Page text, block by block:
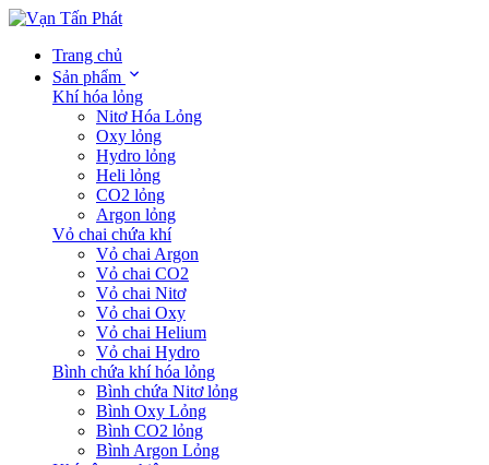
Trang chủ
Sản phẩm
Khí hóa lỏng
Nitơ Hóa Lỏng
Oxy lỏng
Hydro lỏng
Heli lỏng
CO2 lỏng
Argon lỏng
Vỏ chai chứa khí
Vỏ chai Argon
Vỏ chai CO2
Vỏ chai Nitơ
Vỏ chai Oxy
Vỏ chai Helium
Vỏ chai Hydro
Bình chứa khí hóa lỏng
Bình chứa Nitơ lỏng
Bình Oxy Lỏng
Bình CO2 lỏng
Bình Argon Lỏng